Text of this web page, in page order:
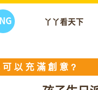
丫丫看天下
以 充 滿 創 意 ?